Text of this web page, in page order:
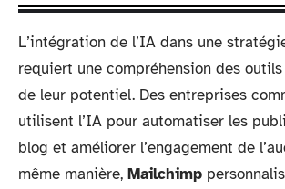
L’intégration de l’IA dans une
requiert une compréhension des
de leur potentiel. Des entreprises
utilisent l’IA pour automatiser les
blog et améliorer l’engagement de
même manière, Mailchimp